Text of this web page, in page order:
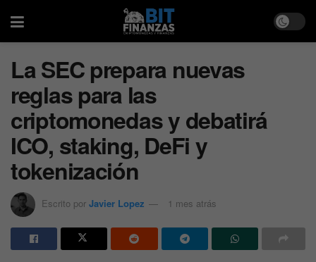
La SEC prepara nuevas
reglas para las
criptomonedas y debatirá
ICO, staking, DeFi y
tokenización
Escrito por Javier Lopez 1 mes atrás